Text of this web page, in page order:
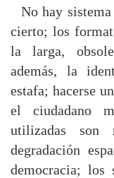
No hay
cierto; los
la larga,
además, la
estafa; hacerse
el ciudadano
utilizadas son
degradación
democracia; los